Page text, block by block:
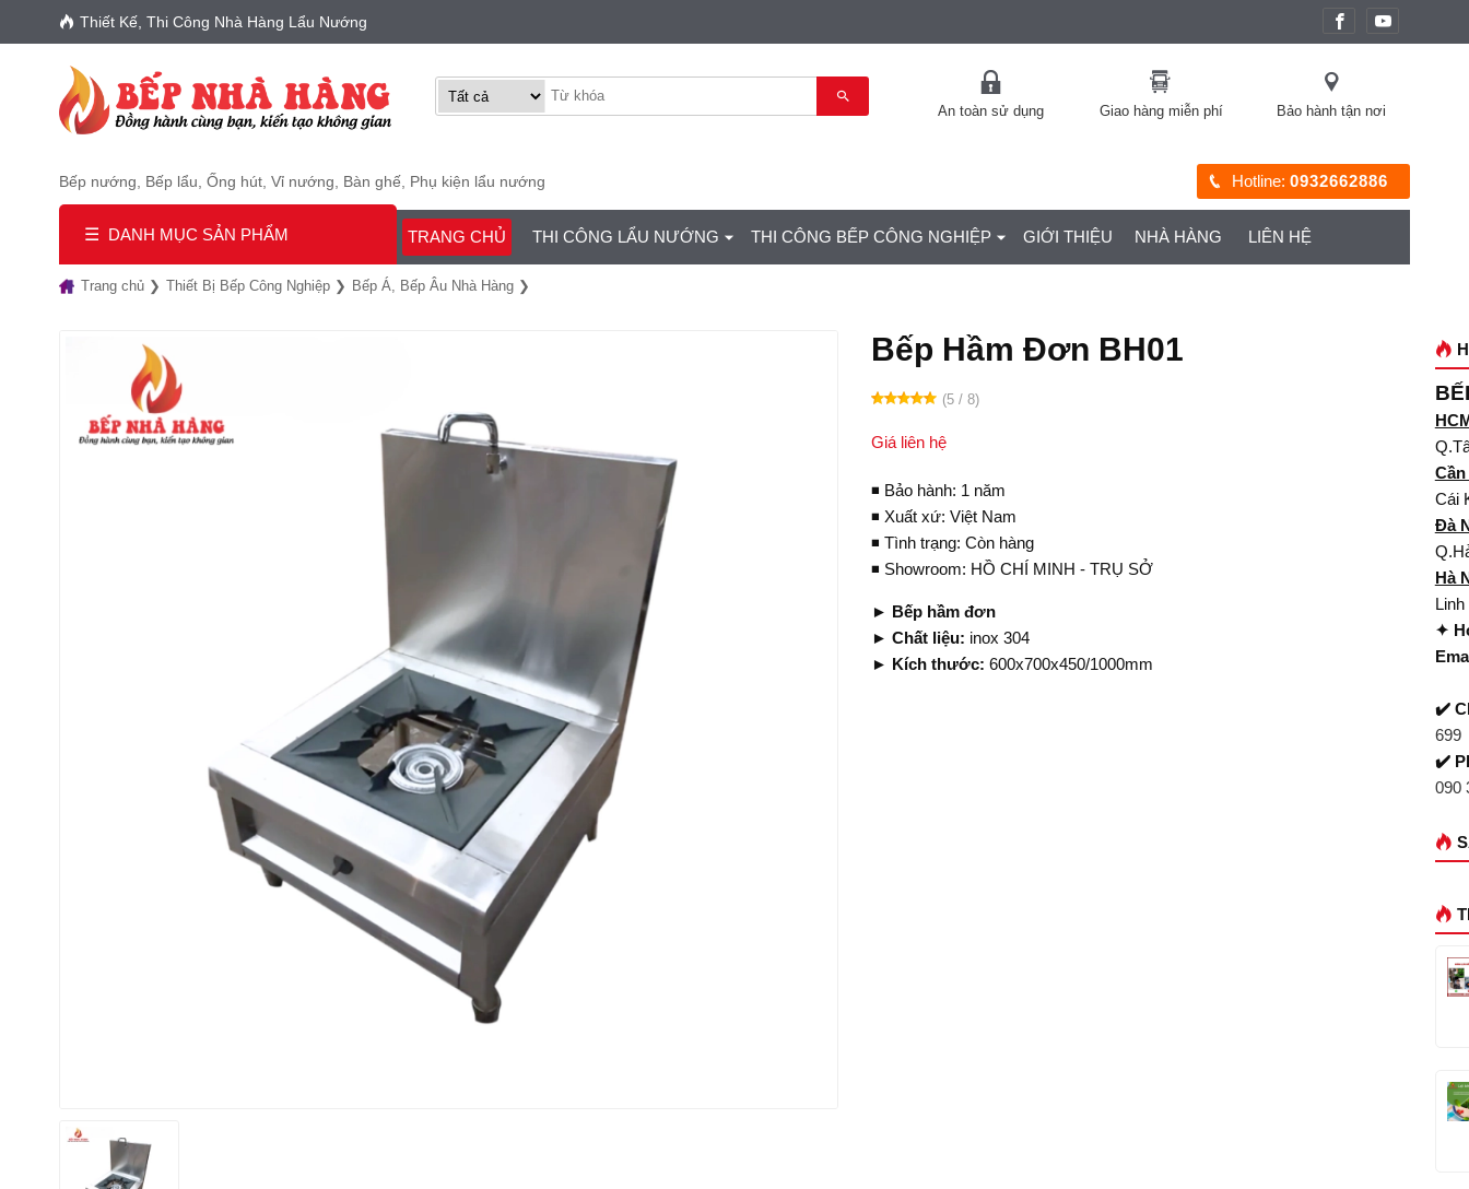
Thiết Kế, Thi Công Nhà Hàng Lẩu Nướng
An toàn sử dụng Giao hàng miễn phí Bảo hành tận nơi
Bếp nướng, Bếp lẩu, Ống hút, Vỉ nướng, Bàn ghế, Phụ kiện lẩu nướng Hotline:0932662886
☰ DANH MỤC SẢN PHẨM TRANG CHỦ THI CÔNG LẨU NƯỚNG THI CÔNG BẾP CÔNG NGHIỆP GIỚI THIỆU NHÀ HÀNG LIÊN HỆ
Trang chủ Thiết Bị Bếp Công Nghiệp Bếp Á, Bếp Âu Nhà Hàng
Bếp Hầm Đơn BH01
(5 / 8)
Giá liên hệ
◾️ Bảo hành: 1 năm
◾️ Xuất xứ: Việt Nam
◾️ Tình trạng: Còn hàng
◾️ Showroom: HỒ CHÍ MINH - TRỤ SỞ
► Bếp hầm đơn
► Chất liệu: inox 304
► Kích thước:600x700x450/1000mm
Cái
Đà
Hà
✦
✔️
699
✔️
090